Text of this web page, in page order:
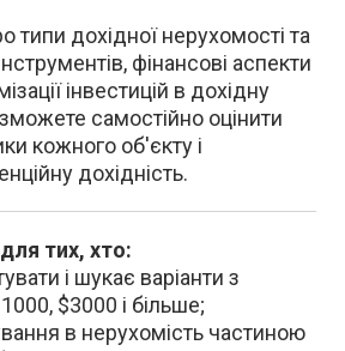
типи дохідної нерухомості та
фінансові аспекти
інвестицій в дохідну
самостійно оцінити
кожного об'єкту і
дохідність.
тих, хто:
і шукає варіанти з
$3000 і більше;
в нерухомість частиною